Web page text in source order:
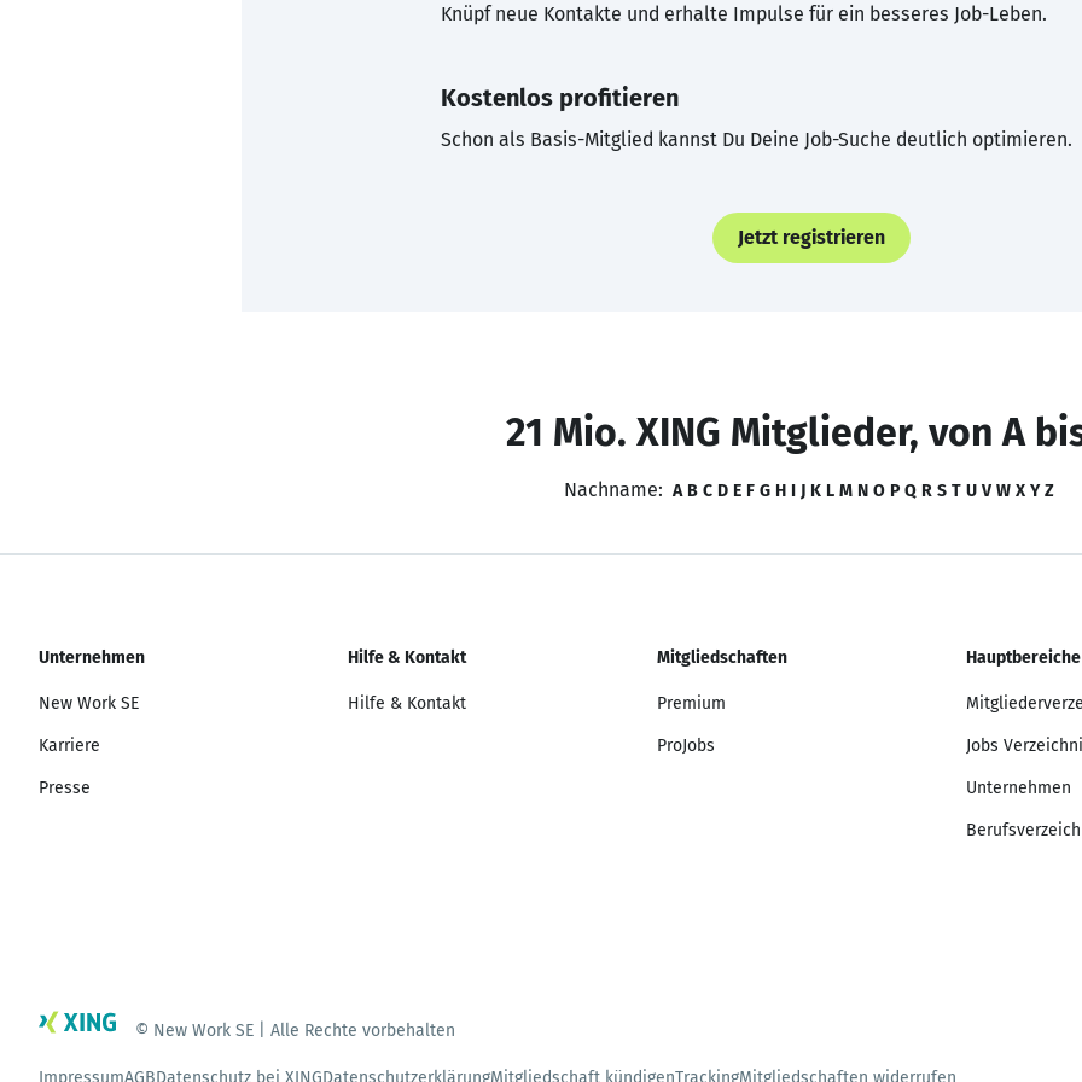
Knüpf neue Kontakte und erhalte Impulse für ein besseres Job-Leben.
Kostenlos profitieren
Schon als Basis-Mitglied kannst Du Deine Job-Suche deutlich optimieren.
Jetzt registrieren
21 Mio. XING Mitglieder, von A
Nachname: A B C D E F G H I J K L M N O P Q R S T U V W X Y Z
Unternehmen
New Work SE
Karriere
Presse
Hilfe & Kontakt
Hilfe & Kontakt
Mitgliedschaften
Premium
ProJobs
Hauptbereiche
Jobs
Unternehmen
© New Work SE | Alle Rechte vorbehalten
ImpressumAGBDatenschutz bei XINGDatenschutzerklärungMitgliedschaft kündigenTrackingMitgliedschaften widerrufen